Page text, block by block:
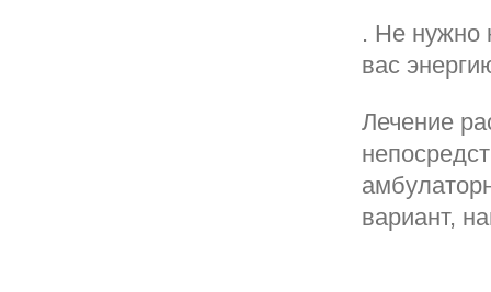
. Не нужно
вас
Лечение
вариант,